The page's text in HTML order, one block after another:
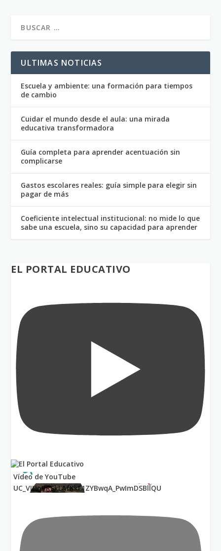
ULTIMAS NOTICIAS
Escuela y ambiente: una formación para tiempos
de cambio
Cuidar el mundo desde el aula: una mirada
educativa transformadora
Guía completa para aprender acentuación sin
complicarse
Gastos escolares reales: guía simple para elegir sin
pagar de más
Coeficiente intelectual institucional: no mide lo que
sabe una escuela, sino su capacidad para aprender
EL PORTAL EDUCATIVO
Vídeo de YouTube
UC_VIUnVRSkLAfKkF1ZYBwqA_PwImDSBllQU